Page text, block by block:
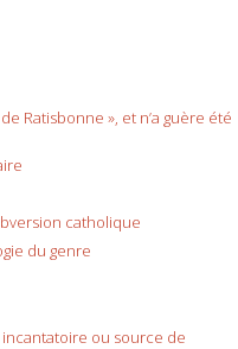
Ratisbonne », et n’a guère été
catholique
du genre
incantatoire ou source de